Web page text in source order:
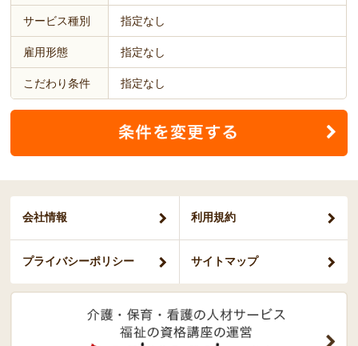
サービス種別 指定なし
雇用形態 指定なし
こだわり条件 指定なし
会社情報 利用規約
プライバシーポリシー サイトマップ